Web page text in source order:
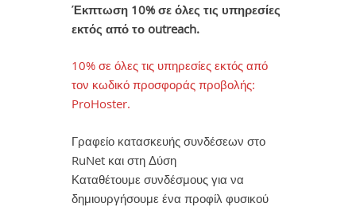
Έκπτωση 10% σε όλες τις υπηρεσίες
εκτός από το outreach.
10% σε όλες τις υπηρεσίες εκτός από
τον κωδικό προσφοράς προβολής:
ProHoster.
Γραφείο κατασκευής συνδέσεων στο
RuNet και στη Δύση
Καταθέτουμε συνδέσμους για να
δημιουργήσουμε ένα προφίλ φυσικού